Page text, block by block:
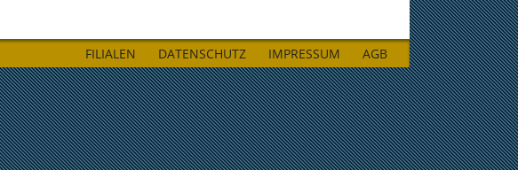
AGB
IMPRESSUM
DATENSCHUTZ
FILIALEN